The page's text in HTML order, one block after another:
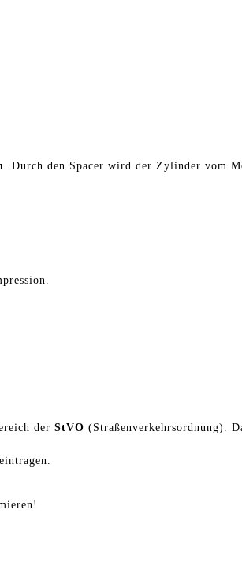
. Durch den Spacer wird der Zylinder vom
der StVO (Straßenverkehrsordnung).